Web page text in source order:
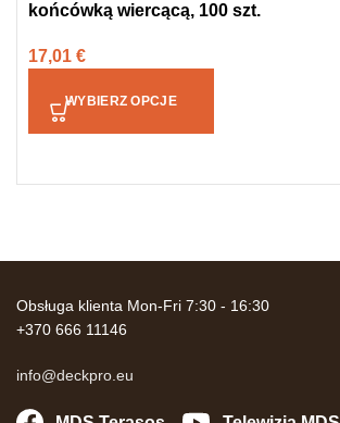
końcówką wiercącą, 100 szt.
17,01 €
WYBIERZ OPCJE
Obsługa klienta Mon-Fri 7:30 - 16:30
+370 666 11146
info@deckpro.eu